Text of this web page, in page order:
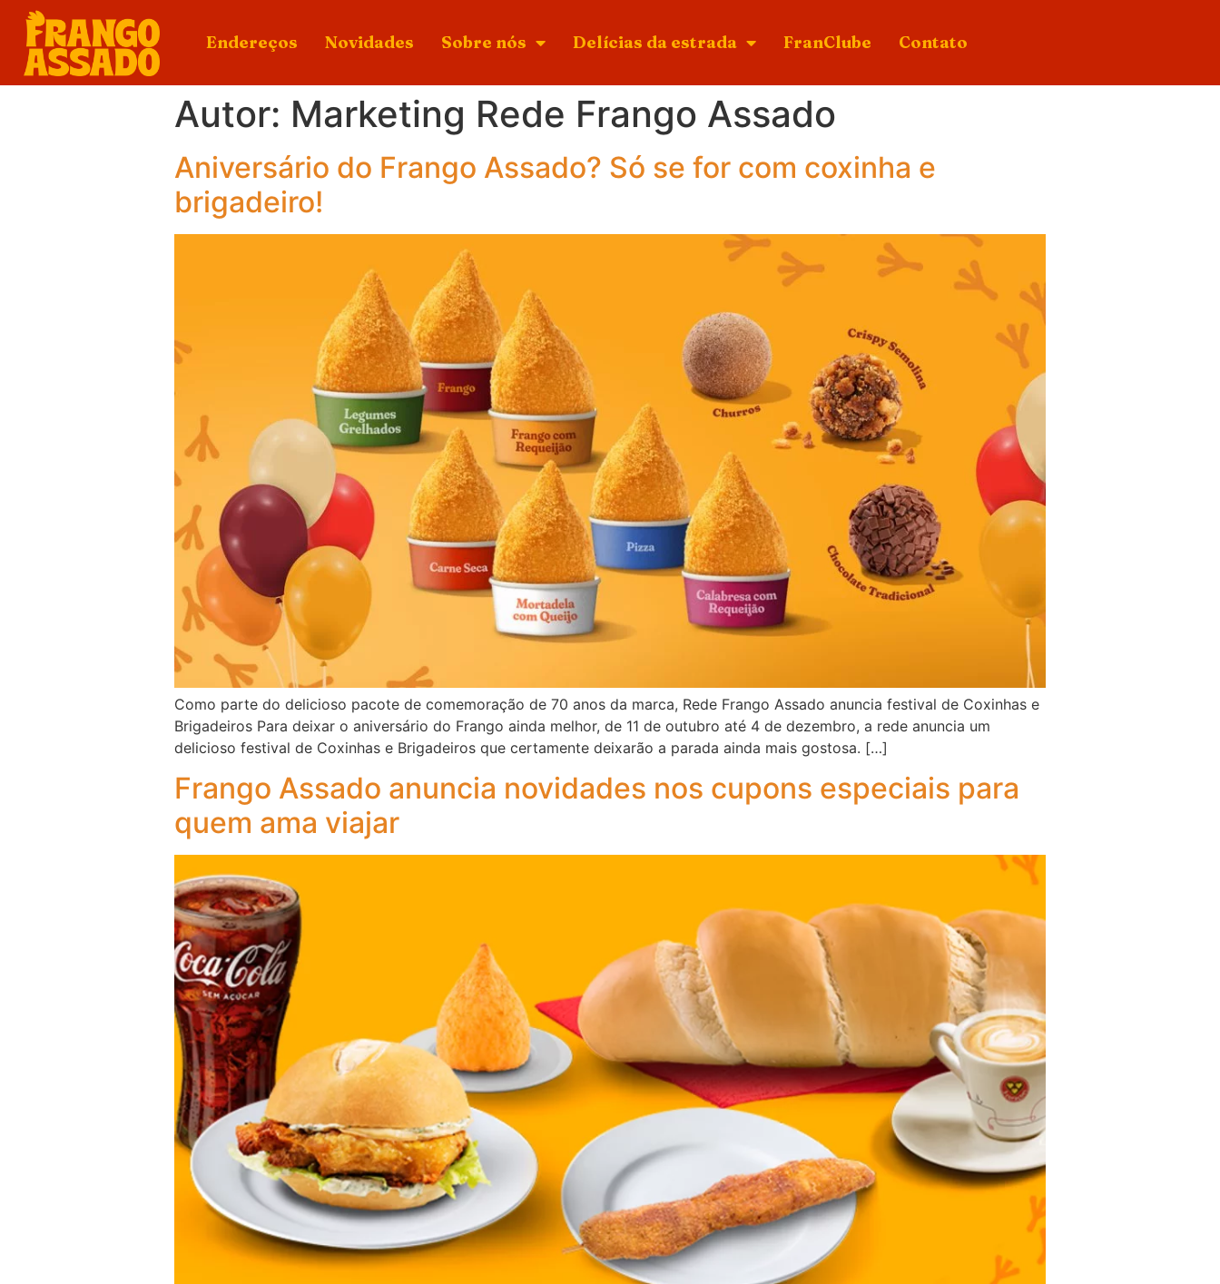
Endereços Novidades Sobre nós Delícias da estrada FranClube Contato
Autor: Marketing Rede Frango Assado
Aniversário do Frango Assado? Só se for com coxinha e
brigadeiro!
Como parte do delicioso pacote de comemoração de 70 anos da marca, Rede Frango Assado anuncia festival de Coxinhas e
Brigadeiros Para deixar o aniversário do Frango ainda melhor, de 11 de outubro até 4 de dezembro, a rede anuncia um
delicioso festival de Coxinhas e Brigadeiros que certamente deixarão a parada ainda mais gostosa. […]
Frango Assado anuncia novidades nos cupons especiais para
quem ama viajar